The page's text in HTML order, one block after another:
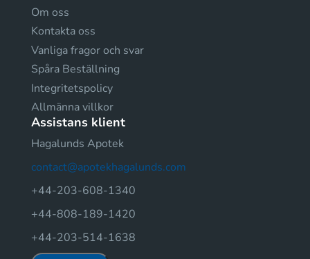
Om oss
Kontakta oss
Vanliga fragor och svar
Spåra Beställning
Integritetspolicy
Allmänna villkor
Assistans klient
Hagalunds Apotek
contact@apotekhagalunds.com
+44-203-608-1340
+44-808-189-1420
+44-203-514-1638